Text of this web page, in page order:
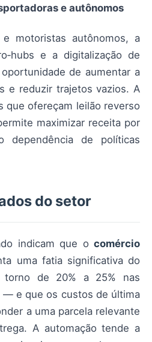
e autônomos
e motoristas autônomos, a
e a digitalização de
de aumentar a
e reduzir trajetos vazios. A
que ofereçam leilão reverso
maximizar receita por
dependência de políticas
do setor
indicam que o comércio
uma fatia significativa do
de 20% a 25% nas
— e que os custos de última
a uma parcela relevante
A automação tende a